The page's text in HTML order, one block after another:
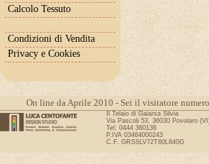
Calcolo Tessuto
Condizioni di Vendita
Privacy e Cookies
On line da Aprile 2010 - Sei il visitatore
Il Telaio di Gaiarsa Silvia
Via Pascoli 53, 36030 Povolaro
Tel: 0444 360136
P.IVA 03464000243
C.F. GRSSLV72T60L840G